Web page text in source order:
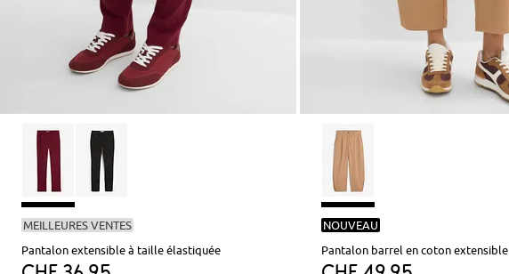
MEILLEURES VENTES
Pantalon extensible à taille élastiquée
NOUVEAU
Pantalon barrel en coton extensible